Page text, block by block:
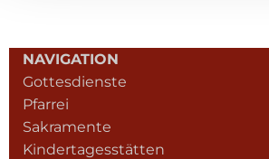
NAVIGATION
Gottesdienste
Pfarrei
Sakramente
Kindertagesstätten